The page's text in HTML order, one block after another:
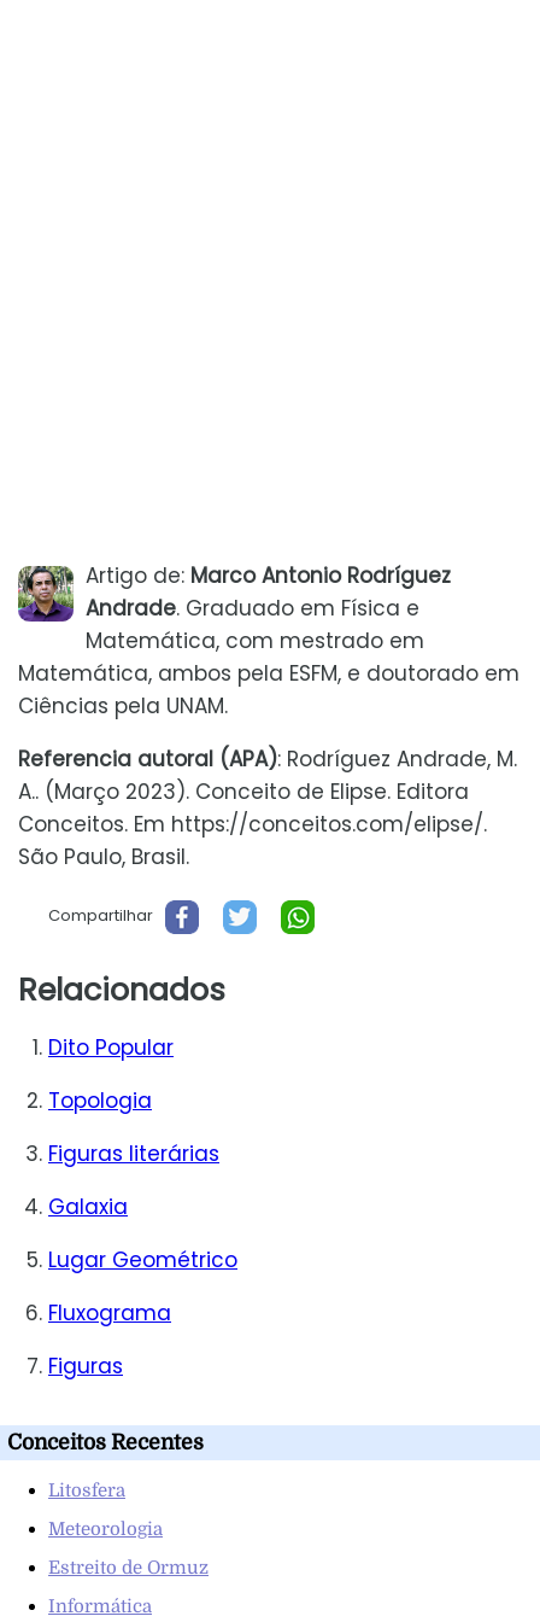
Artigo de: Marco Antonio Rodríguez
Andrade. Graduado em Física e
Matemática, com mestrado em
Matemática, ambos pela ESFM, e doutorado em
Ciências pela UNAM.
Referencia autoral (APA): Rodríguez Andrade, M.
A.. (Março 2023). Conceito de Elipse. Editora
Conceitos. Em https://conceitos.com/elipse/.
São Paulo, Brasil.
Compartilhar
Relacionados
Dito Popular
Topologia
Figuras literárias
Galaxia
Lugar Geométrico
Fluxograma
Figuras
Conceitos Recentes
Litosfera
Meteorologia
Estreito de Ormuz
Informática